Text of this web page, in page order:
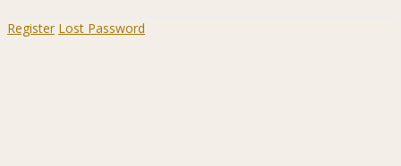
Register Lost Password